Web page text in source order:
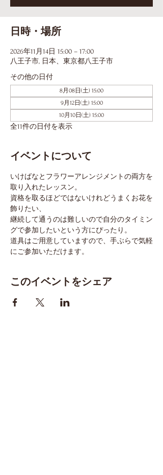
日時・場所
2026年11月14日 15:00 – 17:00
八王子市, 日本、東京都八王子市
その他の日付
8月08日(土) 15:00
9月12日(土) 15:00
10月10日(土) 15:00
全11件の日付を表示
イベントについて
いけばなとフラワーアレンジメントの両方を
取り入れたレッスン。
資格を取るほどではないけれどうまくお花を
飾りたい、
継続して通うのは難しいので自分のタイミン
グで参加したいという方にぴったり。
道具はご用意していますので、手ぶらで気軽
にご参加いただけます。
このイベントをシェア